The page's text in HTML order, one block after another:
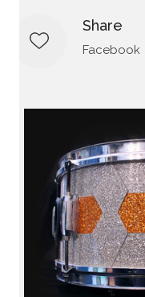
Share
Facebook